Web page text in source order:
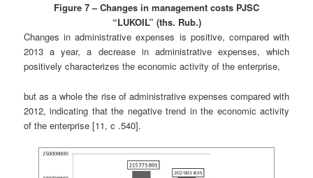
Figure 7 – Changes in management costs PJSC
“LUKOIL” (ths. Rub.)
Changes in administrative expenses is positive, compared with
2013 a year, a decrease in administrative expenses, which
positively characterizes the economic activity of the enterprise,
but as a whole the rise of administrative expenses compared with
2012, indicating that the negative trend in the economic activity
of the enterprise [11, c .540].